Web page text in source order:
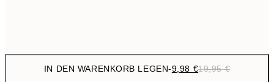
IN DEN WARENKORB LEGEN-9,98 €19,95 €